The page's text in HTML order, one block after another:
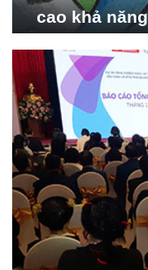
cao khả